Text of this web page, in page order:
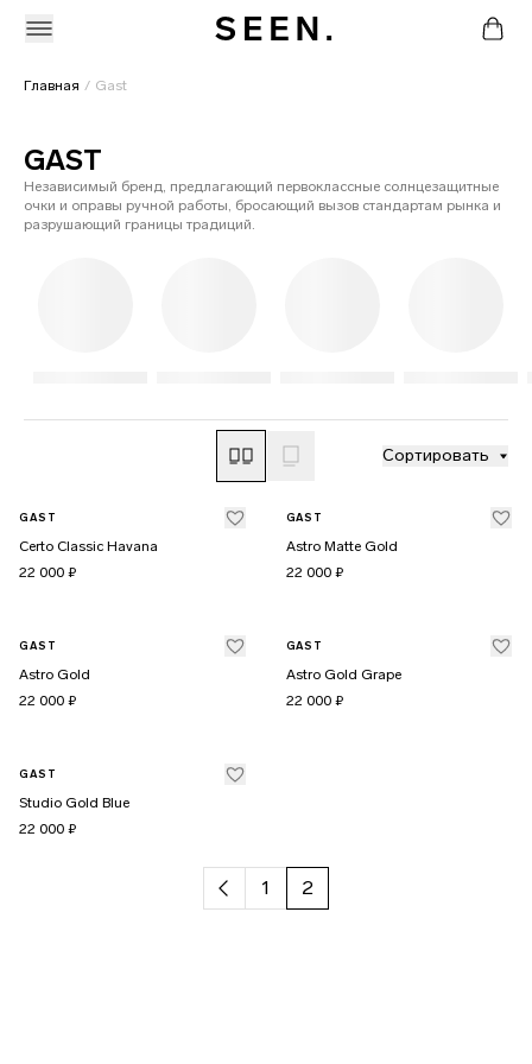
Главная Gast
GAST
Независимый бренд, предлагающий первоклассные солнцезащитные
очки и оправы ручной работы, бросающий вызов стандартам рынка и
разрушающий границы традиций.
Сортировать
GAST
Certo Classic Havana
22 000 ₽
GAST
Astro Matte Gold
22 000 ₽
GAST
Astro Gold
22 000 ₽
GAST
Astro Gold Grape
22 000 ₽
GAST
Studio Gold Blue
22 000 ₽
1 2